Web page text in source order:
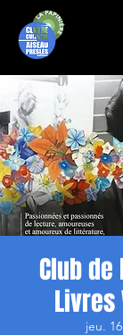
Club
Livres
jeu.